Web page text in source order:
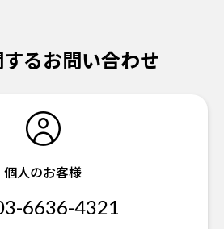
るお問い合わせ
個人のお客様
6636-4321